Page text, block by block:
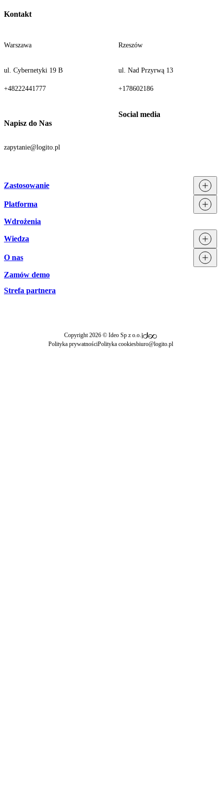
Kontakt
Warszawa
ul. Cybernetyki 19 B
+48222441777
Rzeszów
ul. Nad Przyrwą 13
+178602186
Napisz do Nas
zapytanie@logito.pl
Zastosowanie
Procesy
Branże
Platforma
Technologia
Licencjonowanie
Wdrożenia
Wiedza
O nas
Zespół Logito
Aktualności
Zamów demo
Strefa partnera
Copyright 2026 © Ideo Sp z o.o.|
Polityka prywatnościPolityka cookiesbiuro@logito.pl